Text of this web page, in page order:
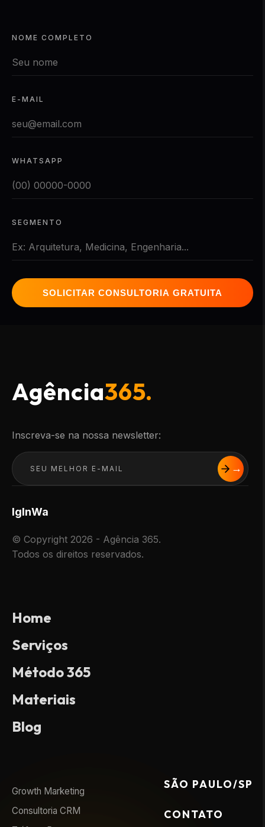
NOME COMPLETO
E-MAIL
WHATSAPP
SEGMENTO
SOLICITAR CONSULTORIA GRATUITA
Agência365.
Inscreva-se na nossa newsletter:
IgInWa
© Copyright 2026 - Agência 365.
Todos os direitos reservados.
Home
Serviços
Método 365
Materiais
Blog
Growth Marketing
Consultoria CRM
SÃO PAULO/SP
CONTATO